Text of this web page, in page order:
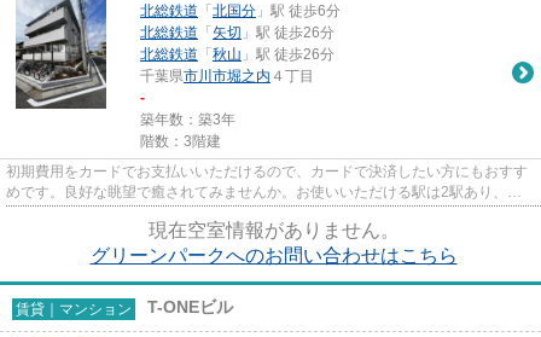
北総鉄道 「 北国分 」駅 徒歩6分
北総鉄道 「 矢切 」駅 徒歩26分
北総鉄道 「 秋山 」駅 徒歩26分
千葉県市川市堀之内 ４丁目
-
築年数：築3年
階数：3階建
初期費用をカードでお支払いいただけるので、カードで決済したい方にもおすす
めです。良好な眺望で癒されてみませんか。お使いいただける駅は2駅あり、行
現在空室情報がありません。
グリーンパークへのお問い合わせはこちら
賃貸｜マンション T-ONEビル